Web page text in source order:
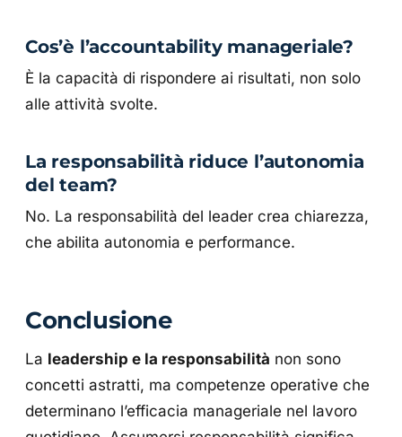
Cos’è l’accountability manageriale?
È la capacità di rispondere ai risultati, non solo
alle attività svolte.
La responsabilità riduce l’autonomia
del team?
No. La responsabilità del leader crea chiarezza,
che abilita autonomia e performance.
Conclusione
La leadership e la responsabilità non sono
concetti astratti, ma competenze operative che
determinano l’efficacia manageriale nel lavoro